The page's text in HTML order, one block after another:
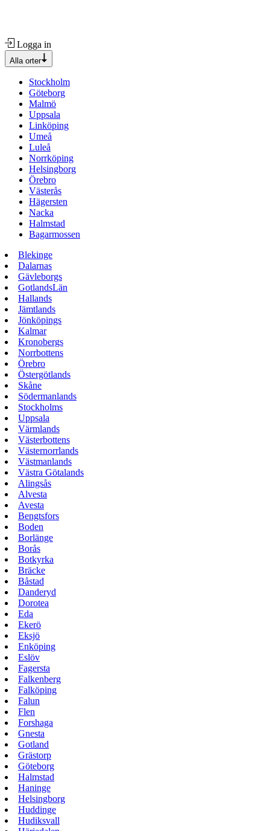
Logga in
Alla orter
Stockholm
Göteborg
Malmö
Uppsala
Linköping
Umeå
Luleå
Norrköping
Helsingborg
Örebro
Västerås
Hägersten
Nacka
Halmstad
Bagarmossen
Blekinge
Dalarnas
Gävleborgs
GotlandsLän
Hallands
Jämtlands
Jönköpings
Kalmar
Kronobergs
Norrbottens
Örebro
Östergötlands
Skåne
Södermanlands
Stockholms
Uppsala
Värmlands
Västerbottens
Västernorrlands
Västmanlands
Västra Götalands
Alingsås
Alvesta
Avesta
Bengtsfors
Boden
Borlänge
Borås
Botkyrka
Bräcke
Båstad
Danderyd
Dorotea
Eda
Ekerö
Eksjö
Enköping
Eslöv
Fagersta
Falkenberg
Falköping
Falun
Flen
Forshaga
Gnesta
Gotland
Grästorp
Göteborg
Halmstad
Haninge
Helsingborg
Huddinge
Hudiksvall